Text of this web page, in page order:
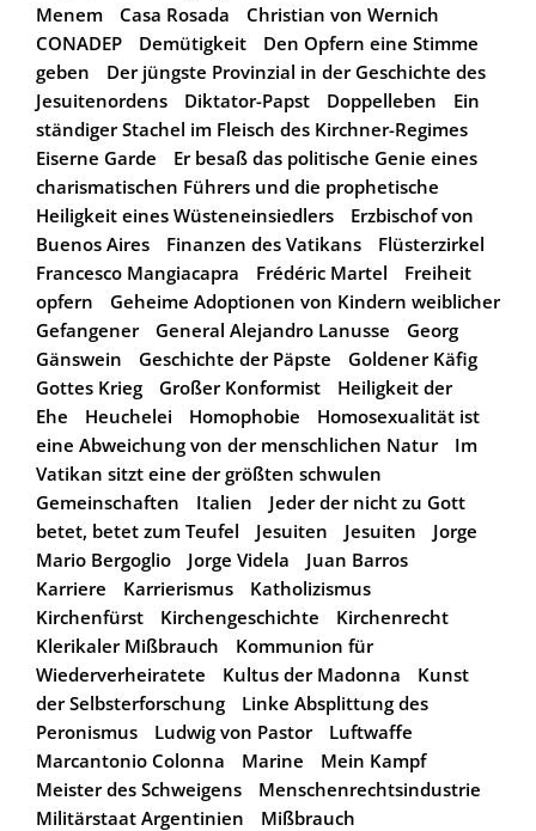
Menem
Casa Rosada
Christian von Wernich
CONADEP
Demütigkeit
Den Opfern eine Stimme
geben
Der jüngste Provinzial in der Geschichte des
Jesuitenordens
Diktator-Papst Doppelleben
Ein
ständiger Stachel im Fleisch des Kirchner-Regimes
Eiserne Garde
Er besaß das politische Genie eines
charismatischen Führers und die prophetische
Heiligkeit eines Wüsteneinsiedlers
Erzbischof von
Buenos Aires
Finanzen des Vatikans
Flüsterzirkel
Francesco Mangiacapra
Frédéric Martel
Freiheit
opfern
Geheime Adoptionen von Kindern weiblicher
Gefangener
General Alejandro Lanusse
Georg
Gänswein
Geschichte der Päpste
Goldener Käfig
Gottes Krieg
Großer Konformist
Heiligkeit der
Ehe
Heuchelei Homophobie
Homosexualität ist
eine Abweichung von der menschlichen Natur
Im
Vatikan sitzt eine der größten schwulen
Gemeinschaften
Italien
Jeder der nicht zu Gott
betet, betet zum Teufel
Jesuiten Jesuiten
Jorge
Mario Bergoglio
Jorge Videla
Juan Barros
Karriere
Karrierismus
Katholizismus
Kirchenfürst
Kirchengeschichte
Kirchenrecht
Klerikaler Mißbrauch
Kommunion für
Wiederverheiratete
Kultus der Madonna
Kunst
der Selbsterforschung
Linke Absplittung des
Peronismus
Ludwig von Pastor
Luftwaffe
Marcantonio Colonna
Marine
Mein Kampf
Meister des Schweigens
Menschenrechtsindustrie
Militärstaat Argentinien
Mißbrauch